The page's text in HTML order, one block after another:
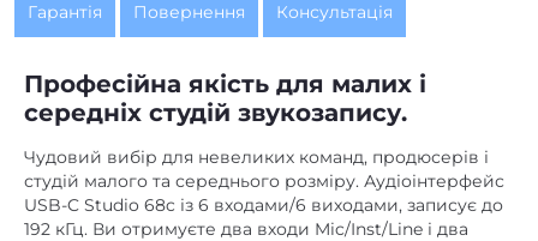
Гарантія Повернення Консультація
Професійна якість для малих і
середніх студій звукозапису.
Чудовий вибір для невеликих команд, продюсерів і
студій малого та середнього розміру. Аудіоінтерфейс
USB-C Studio 68c із 6 входами/6 виходами, записує до
192 кГц. Ви отримуєте два входи Mic/Inst/Line і два